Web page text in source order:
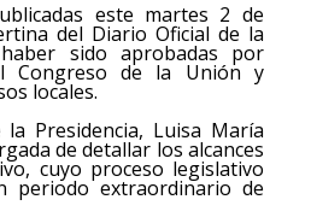
este martes 2 de
del Diario Oficial de la
sido aprobadas por
Congreso de la Unión y
locales.
la Presidencia, Luisa María
de detallar los alcances
cuyo proceso legislativo
periodo extraordinario de